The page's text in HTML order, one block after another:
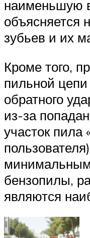
наименьшую
объясняется
зубьев и их
Кроме того,
пильной цепи
обратного
из-за
участок пила
бензопилы,
являются